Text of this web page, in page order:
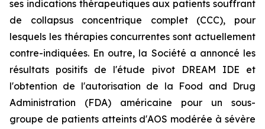
ses indications thérapeutiques aux patients souffrant
de collapsus concentrique complet (CCC), pour
lesquels les thérapies concurrentes sont actuellement
contre-indiquées. En outre, la Société a annoncé les
résultats positifs de l'étude pivot DREAM IDE et
l'obtention de l'autorisation de la Food and Drug
Administration (FDA) américaine pour un sous-
groupe de patients atteints d'AOS modérée à sévère